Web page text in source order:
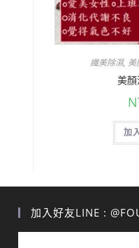
纖美除濕,美
美
加
加入好友LINE :